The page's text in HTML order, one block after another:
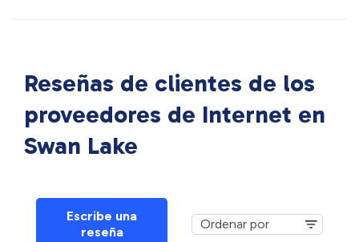
Reseñas de clientes de los
proveedores de Internet en
Swan Lake
Escribe una
reseña